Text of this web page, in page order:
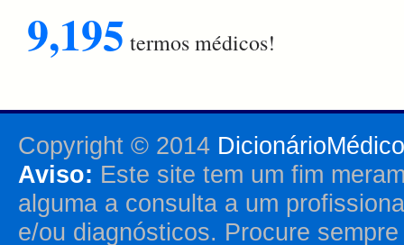
9,195 termos médicos!
Copyright © 2014
Aviso: Este site tem um fim
alguma a consulta a um
e/ou diagnósticos. Procure